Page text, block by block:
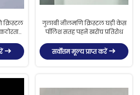
क्रिस्टल
गुलाबी नीलमणि क्रिस्टल घड़ी केस
पॉलिश सतह पहनें खरोंच प्रतिरोध
सर्वोत्तम मूल्य प्राप्त करें